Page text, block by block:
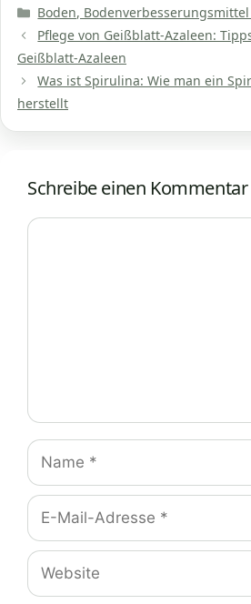
Kategorien
Boden,
Pflege von Geißblatt-Azaleen:
Geißblatt-Azaleen
Was ist Spirulina: Wie man ein
herstellt
Schreibe einen Kommentar
Kommentar
Name
E-
Mail-
Adresse
Website